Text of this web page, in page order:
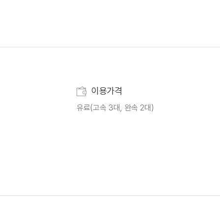
이용가격
유료(고속 3대, 완속 2대)